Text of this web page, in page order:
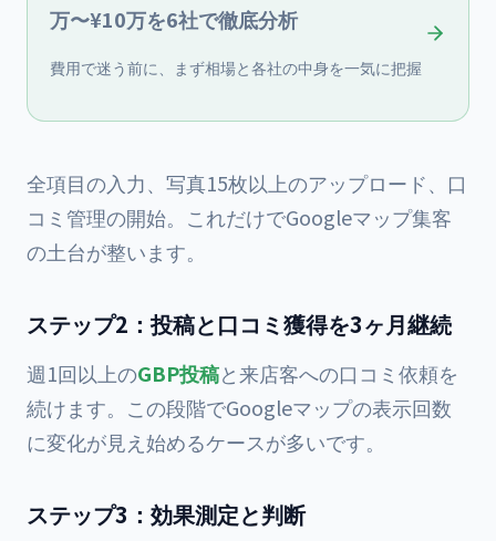
万〜¥10万を6社で徹底分析
費用で迷う前に、まず相場と各社の中身を一気に把握
全項目の入力、写真15枚以上のアップロード、口
コミ管理の開始。これだけでGoogleマップ集客
の土台が整います。
ステップ2：投稿と口コミ獲得を3ヶ月継続
週1回以上のGBP投稿と来店客への口コミ依頼を
続けます。この段階でGoogleマップの表示回数
に変化が見え始めるケースが多いです。
ステップ3：効果測定と判断